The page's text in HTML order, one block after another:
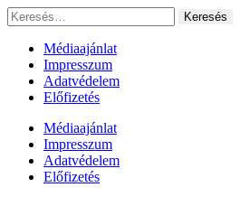
Ugrás
a
tartalomhoz
Keresés:
Médiaajánlat
Impresszum
Adatvédelem
Előfizetés
Médiaajánlat
Impresszum
Adatvédelem
Előfizetés